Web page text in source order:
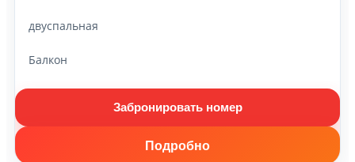
двуспальная
Балкон
Забронировать номер
Подробно